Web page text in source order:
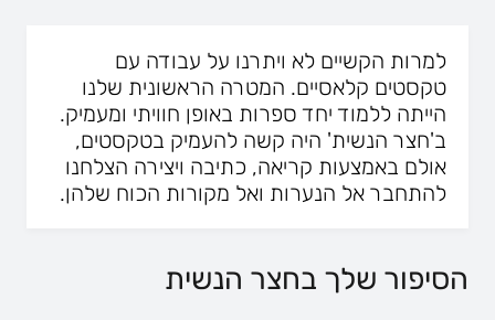
למרות הקשיים לא ויתרנו על עבודה עם
טקסטים קלאסיים. המטרה הראשונית שלנו
הייתה ללמוד יחד ספרות באופן חוויתי ומעמיק.
ב'חצר הנשית' היה קשה להעמיק בטקסטים,
אולם באמצעות קריאה, כתיבה ויצירה הצלחנו
להתחבר אל הנערות ואל מקורות הכוח שלהן.
הסיפור שלך בחצר הנשית